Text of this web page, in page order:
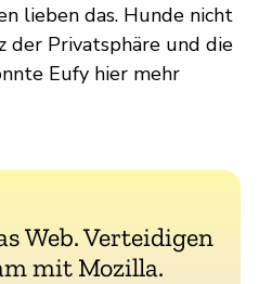
lieben das. Hunde nicht
der Privatsphäre und die
Eufy hier mehr
Web. Verteidigen
mit Mozilla.